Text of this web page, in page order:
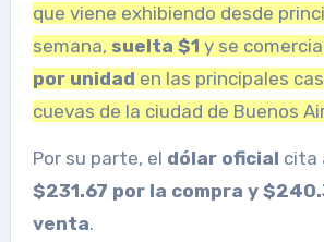
que viene exhibiendo desde
semana, suelta $1 y se
por unidad en las principales
cuevas de la ciudad de Buenos
Por su parte, el dólar oficial cita
$231.67 por la compra y
venta.